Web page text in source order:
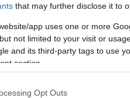
that may further disclose it to
app uses one or more
not limited to your visit or
and its third-party tags to use
section.
Opt Outs